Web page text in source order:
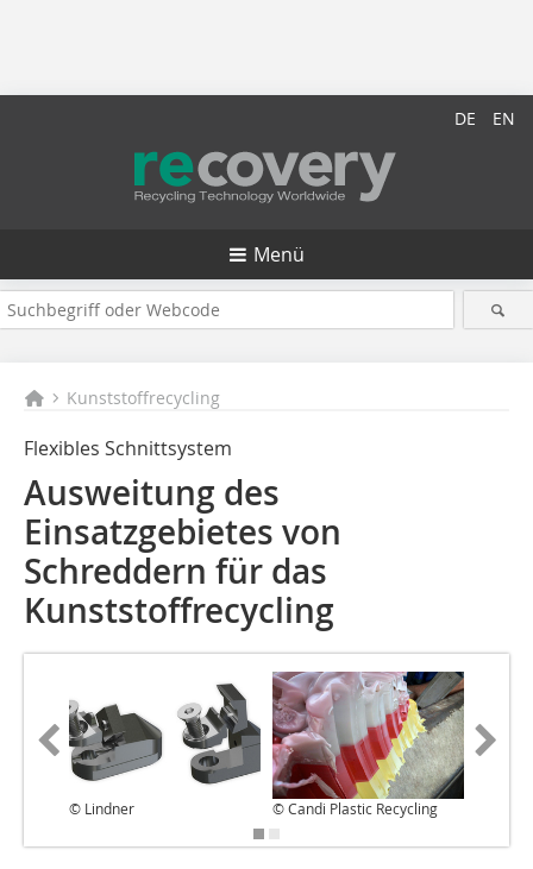
DE EN
Menü
Kunststoffrecycling
Flexibles Schnittsystem
Ausweitung des
Einsatzgebietes von
Schreddern für das
Kunststoffrecycling
© Lindner © Candi Plastic Recycling